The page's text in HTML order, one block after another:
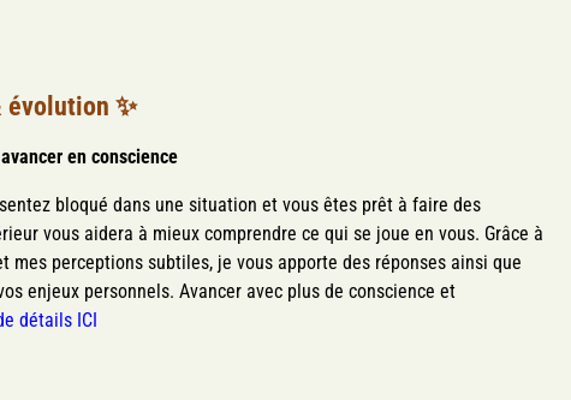
évolution ✨
en conscience
bloqué dans une situation et vous êtes prêt à faire des
vous aidera à mieux comprendre ce qui se joue en vous. Grâce à
perceptions subtiles, je vous apporte des réponses ainsi que
enjeux personnels. Avancer avec plus de conscience et
détails ICI